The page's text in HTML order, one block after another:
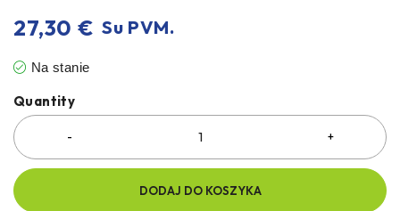
27,30 € Su PVM.
Na stanie
Quantity
DODAJ DO KOSZYKA